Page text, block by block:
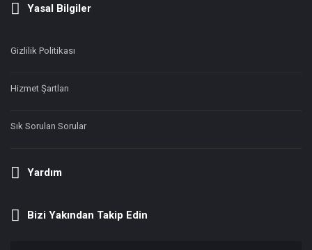
Yasal Bilgiler
Gizlilik Politikası
Hizmet Şartları
Sık Sorulan Sorular
Yardım
Bizi Yakından Takip Edin